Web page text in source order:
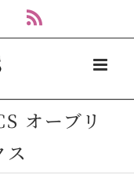
Facebook
オーブリ